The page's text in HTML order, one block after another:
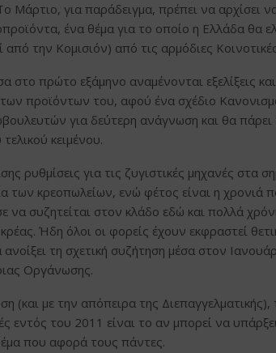
Το Μάρτιο, για παράδειγμα, πρέπει να
ένα θέμα για το οποίο η Ελλάδα θα
από την Κομισιόν) από τις αρμόδιες
στο πρώτο εξάμηνο αναμένονται εξελίξεις
προϊόντων του, αφού ένα σχέδιο
για δεύτερη ανάγνωση και θα πάρει
κειμένου.
ρυθμίσεις για τις ζυγιστικές μηχανές στα
των κρεοπωλείων, ενώ φέτος είναι η χρονιά
να συζητείται στον κλάδο εδώ και πολλά
Ήδη όλοι οι φορείς έχουν εκφραστεί
τη σχετική συζήτηση μέσα στον
Οργάνωσης.
(και με την απόπειρα της
εντός του 2011 είναι το αν μπορεί να
που αφορά τους πάντες.